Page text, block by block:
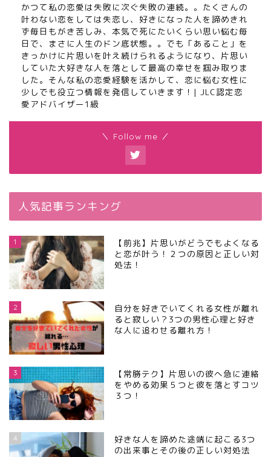
かつて私の恋愛は失敗に次ぐ失敗の連続。。たくさんの
叶わない恋をしては失恋し、好きになった人を諦めきれ
ず毎日もがき苦しみ、本気で死にたいくらい思い悩む毎
日で、まさに人生のドン底状態。。でも「あること」を
きっかけに片思いを叶え続けられるようになり、片思い
していた大好きな人を落として最高の幸せを掴み取りま
した。そんな私の恋愛経験を活かして、恋に悩む女性に
少しでも役立つ情報を発信していきます！| JLC認定恋
愛アドバイザー1級
＼ Follow me ／
人気記事ランキング
1
【前兆】片思いがどうでもよくなる
と恋が叶う！２つの原因と正しい対
処法！
2
自分を好きでいてくれる女性が離れ
ると寂しい？3つの男性心理と好き
な人に追わせる離れ方！
3
【常勝テク】片思いの彼へ急に連絡
をやめる効果５つと彼を落とすコツ
３つ！
4
好きな人を諦めた途端に起こる3つ
の出来事とその後の正しい対処法